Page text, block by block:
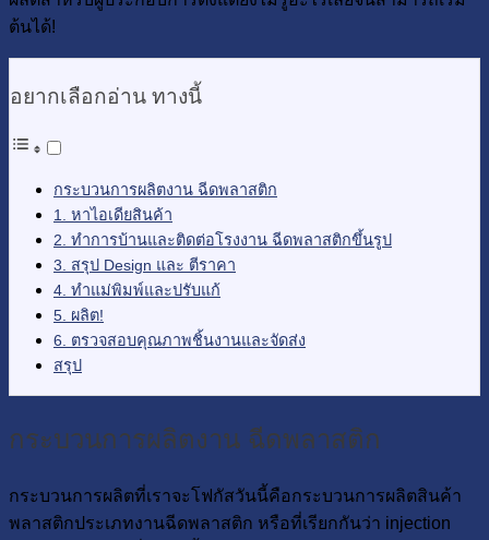
ต้นได้!
อยากเลือกอ่าน ทางนี้
กระบวนการผลิตงาน ฉีดพลาสติก
1. หาไอเดียสินค้า
2. ทำการบ้านและติดต่อโรงงาน ฉีดพลาสติกขึ้นรูป
3. สรุป Design และ ตีราคา
4. ทำแม่พิมพ์และปรับแก้
5. ผลิต!
6. ตรวจสอบคุณภาพชิ้นงานและจัดส่ง
สรุป
กระบวนการผลิตงาน ฉีดพลาสติก
กระบวนการผลิตที่เราจะโฟกัสวันนี้คือกระบวนการผลิตสินค้า
พลาสติกประเภทงานฉีดพลาสติก หรือที่เรียกกันว่า injection